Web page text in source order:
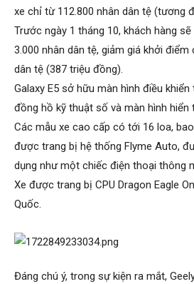
xe chỉ từ 112.800 nhân dân tệ (tương
Trước ngày 1 tháng 10, khách hàng
3.000 nhân dân tệ, giảm giá khởi điểm
dân tệ (387 triệu đồng).
Galaxy E5 sở hữu màn hình điều
đồng hồ kỹ thuật số và màn hình hiển
Các mẫu xe cao cấp có tới 16 loa,
được trang bị hệ thống Flyme Auto,
dụng như một chiếc điện thoại thông
Xe được trang bị CPU Dragon Eagle
Quốc.
Đáng chú ý, trong sự kiện ra mắt,